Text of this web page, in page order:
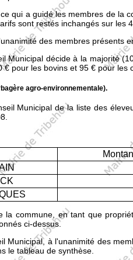
qui a guidé les membres de la
sont restés inchangés sur les
des membres présents
Municipal décide à la majorité
€ pour les bovins et 95 € pour les
agro-environnementale).
Municipal de la liste des
la commune, en tant que
ci-dessus.
Municipal, à l'unanimité des
le tableau de synthèse.